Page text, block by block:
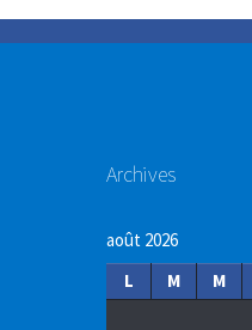
Archives
août 2026
L
M M